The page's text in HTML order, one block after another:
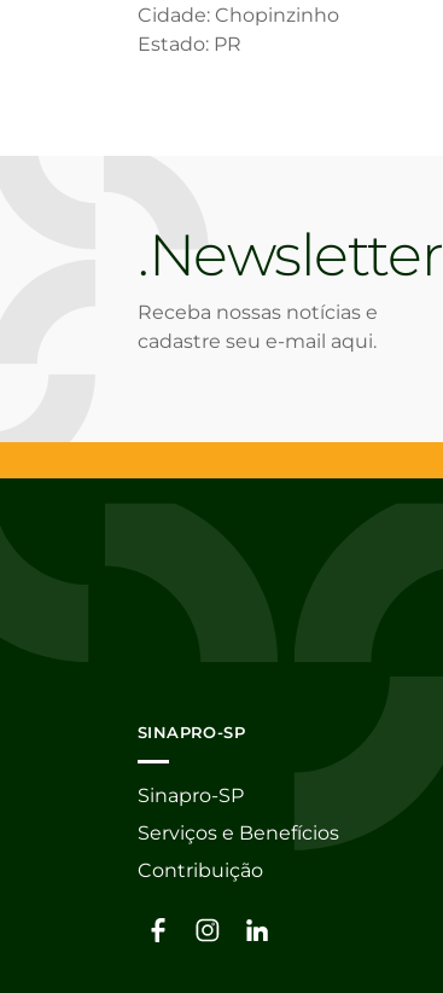
Cidade: Chopinzinho
Estado: PR
Newsletter
Receba nossas notícias e
cadastre seu e-mail aqui.
SINAPRO-SP
Sinapro-SP
Serviços e Benefícios
Contribuição